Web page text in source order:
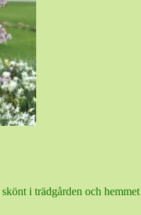
i trädgården och